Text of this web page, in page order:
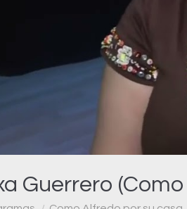
Guerrero